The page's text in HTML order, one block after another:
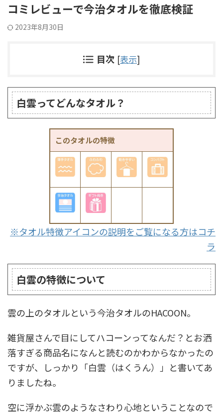
コミレビューで今治タオルを徹底検証
2023年8月30日
目次 [表示]
白雲ってどんなタオル？
このタオルの特徴
※タオル特徴アイコンの説明をご覧になる方はコチ
ラ
白雲の特徴について
雲の上のタオルという今治タオルのHACOON。
雑貨屋さんで目にしてハコーンってなんだ？とお洒
落すぎる商品名になんと読むのかわからなかったの
ですが、しっかり「白雲（はくうん）」と書いてあ
りましたね。
空に浮かぶ雲のようなさわり心地ということなので